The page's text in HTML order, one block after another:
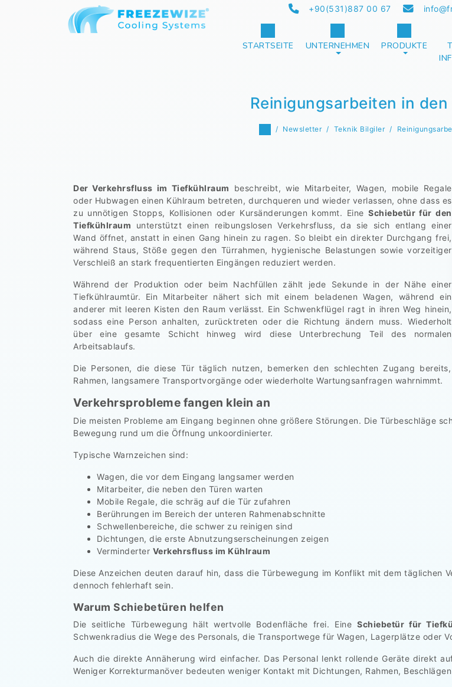
+90(531)887 00 67
STARTSEITE UNTERNEHMEN PRODUKTE
Reinigungsarbeiten in
Newsletter Teknik Bilgiler
Der Verkehrsfluss im Tiefkühlraum
beschreibt, wie Mitarbeiter, Wagen, mobile Regale
oder Hubwagen einen Kühlraum betreten, durchqueren und wieder verlassen, ohne dass es
zu unnötigen Stopps, Kollisionen oder Kursänderungen kommt. Eine Schiebetür für den
Tiefkühlraum unterstützt einen reibungslosen Verkehrsfluss, da sie sich entlang einer
Wand öffnet, anstatt in einen Gang hinein zu ragen. So bleibt ein direkter Durchgang frei,
während Staus, Stöße gegen den Türrahmen, hygienische Belastungen sowie vorzeitiger
Verschleiß an stark frequentierten Eingängen reduziert werden.
Während der Produktion oder beim Nachfüllen zählt jede Sekunde in der Nähe einer
Tiefkühlraumtür. Ein Mitarbeiter nähert sich mit einem beladenen Wagen, während ein
anderer mit leeren Kisten den Raum verlässt. Ein Schwenkflügel ragt in ihren Weg hinein,
sodass eine Person anhalten, zurücktreten oder die Richtung ändern muss. Wiederholt
über eine gesamte Schicht hinweg wird diese Unterbrechung Teil des normalen
Arbeitsablaufs.
Die Personen, die diese Tür täglich nutzen, bemerken den schlechten Zugang
Rahmen, langsamere Transportvorgänge oder wiederholte Wartungsanfragen wahrnimmt.
Verkehrsprobleme fangen klein an
Die meisten Probleme am Eingang beginnen ohne größere Störungen. Die Türbeschläge
Bewegung rund um die Öffnung unkoordinierter.
Typische Warnzeichen sind:
Wagen, die vor dem Eingang langsamer werden
Mitarbeiter, die neben den Türen warten
Mobile Regale, die schräg auf die Tür zufahren
Berührungen im Bereich der unteren Rahmenabschnitte
Schwellenbereiche, die schwer zu reinigen sind
Dichtungen, die erste Abnutzungserscheinungen zeigen
Verminderter Verkehrsfluss im Kühlraum
Diese Anzeichen deuten darauf hin, dass die Türbewegung im Konflikt mit dem täglichen
dennoch fehlerhaft sein.
Warum Schiebetüren helfen
Die seitliche Türbewegung hält wertvolle Bodenfläche frei. EineSchiebetür für
Schwenkradius die Wege des Personals, die Transportwege für Wagen, Lagerplätze oder
Auch die direkte Annäherung wird einfacher. Das Personal lenkt rollende Geräte direkt
Weniger Korrekturmanöver bedeuten weniger Kontakt mit Dichtungen, Rahmen,